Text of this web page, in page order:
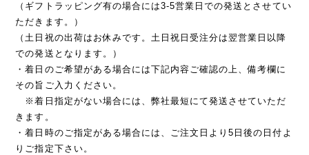
（ギフトラッピング有の場合には3-5営業日での発送とさせてい
ただきます。）
（土日祝の出荷はお休みです。土日祝日受注分は翌営業日以降
での発送となります。）
・着日のご希望がある場合には下記内容ご確認の上、備考欄に
その旨ご入力ください。
※着日指定がない場合には、弊社最短にて発送させていただ
きます。
・着日時のご指定がある場合には、ご注文日より5日後の日付よ
りご指定下さい。